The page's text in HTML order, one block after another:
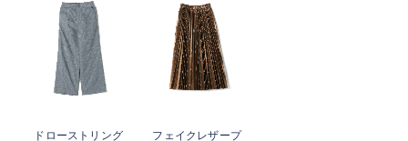
ドローストリング
フェイクレザープ